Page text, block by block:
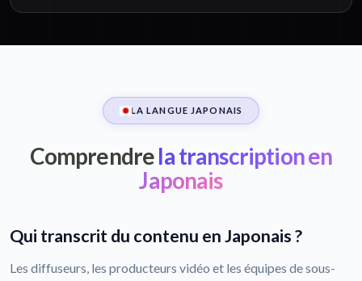
LA LANGUE JAPONAIS
Comprendrela transcription en
Japonais
Qui transcrit du contenu en Japonais ?
Les diffuseurs, les producteurs vidéo et les équipes de sous-